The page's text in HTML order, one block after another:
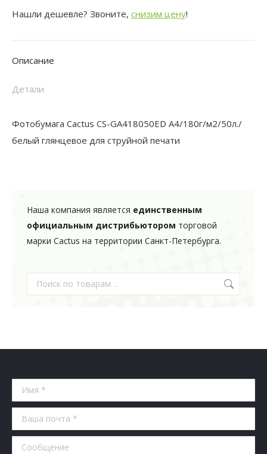
GA418050ED
белый
для
печати
Нашли дешевле? Звоните, снизим цену!
Описание
Детали
Фотобумага Cactus CS-GA418050ED A4/180г/м2/50л./
белый глянцевое для струйной печати
Наша компания является единственным
официальным дистрибьютором торговой
марки Cactus на территории Санкт-Петербурга.
Имя *
Ваша почта *
Сообщение